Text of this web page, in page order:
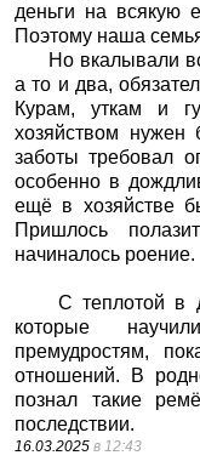
деньги на всякую
Поэтому наша
Но вкалывали
а то и два,
Курам, уткам и
хозяйством нужен
заботы требовал
особенно в
ещё в хозяйстве
Пришлось
начиналось роение.
С теплотой в
которые
премудростям,
отношений. В
познал такие
последствии.
16.03.2025 в 12:43